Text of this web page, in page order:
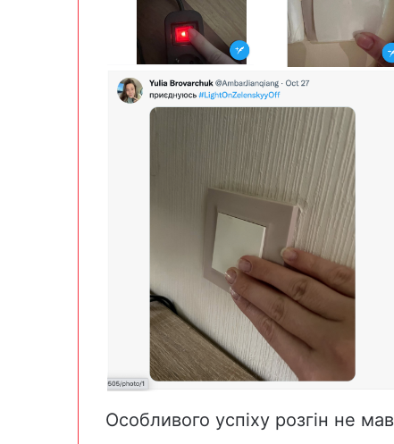
Особливого успіху розгін не